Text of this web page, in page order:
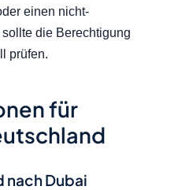
einen nicht-
die Berechtigung
prüfen.
für
nach Dubai